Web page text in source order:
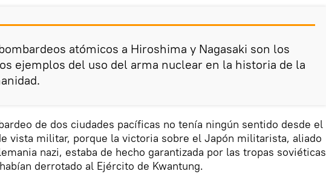
atómicos a Hiroshima y Nagasaki son los
ejemplos del uso del arma nuclear en la historia de la
de dos ciudades pacíficas no tenía ningún sentido desde el
vista militar, porque la victoria sobre el Japón militarista, aliado
nazi, estaba de hecho garantizada por las tropas soviéticas
derrotado al Ejército de Kwantung.